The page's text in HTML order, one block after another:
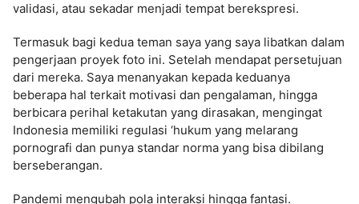
validasi, atau sekadar menjadi tempat berekspresi.
Termasuk bagi kedua teman saya yang saya libatkan dalam
pengerjaan proyek foto ini. Setelah mendapat persetujuan
dari mereka. Saya menanyakan kepada keduanya
beberapa hal terkait motivasi dan pengalaman, hingga
berbicara perihal ketakutan yang dirasakan, mengingat
Indonesia memiliki regulasi ‘hukum yang melarang
pornografi dan punya standar norma yang bisa dibilang
berseberangan.
Pandemi mengubah pola interaksi hingga fantasi.